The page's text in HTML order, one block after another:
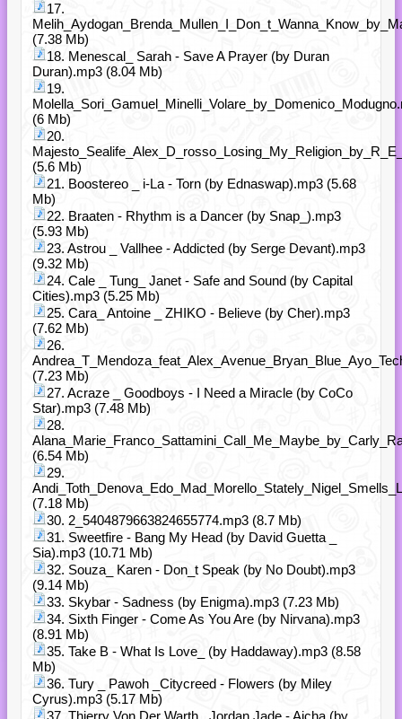
17.
(7.38 Mb)
18. Menescal_ Sarah - Save A Prayer (by Duran
Duran).mp3 (8.04 Mb)
19.
(6 Mb)
20.
(5.6 Mb)
21. Boostereo _ i-La - Torn (by Ednaswap).mp3 (5.68
Mb)
22. Braaten - Rhythm is a Dancer (by Snap_).mp3
(5.93 Mb)
23. Astrou _ Vallhee - Addicted (by Serge Devant).mp3
(9.32 Mb)
24. Cale _ Tung_ Janet - Safe and Sound (by Capital
Cities).mp3 (5.25 Mb)
25. Cara_ Antoine _ ZHIKO - Believe (by Cher).mp3
(7.62 Mb)
26.
(7.23 Mb)
27. Acraze _ Goodboys - I Need a Miracle (by CoCo
Star).mp3 (7.48 Mb)
28.
(6.54 Mb)
29.
(7.18 Mb)
30. 2_5404879663824655774.mp3 (8.7 Mb)
31. Sweetfire - Bang My Head (by David Guetta _
Sia).mp3 (10.71 Mb)
32. Souza_ Karen - Don_t Speak (by No Doubt).mp3
(9.14 Mb)
33. Skybar - Sadness (by Enigma).mp3 (7.23 Mb)
34. Sixth Finger - Come As You Are (by Nirvana).mp3
(8.91 Mb)
35. Take B - What Is Love_ (by Haddaway).mp3 (8.58
Mb)
36. Tury _ Pawoh _Citycreed - Flowers (by Miley
Cyrus).mp3 (5.17 Mb)
37. Thierry Von Der Warth_ Jordan Jade - Aicha (by